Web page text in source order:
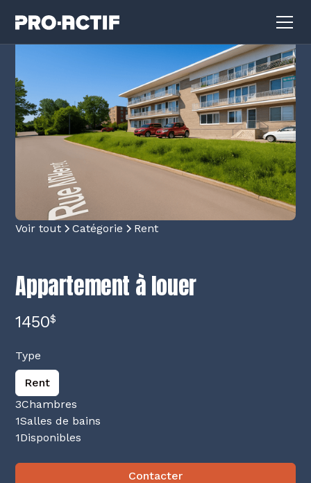
Voir tout Catégorie Rent
Appartement à louer
1450$
Type
Rent
3Chambres
1Salles de bains
1Disponibles
Contacter